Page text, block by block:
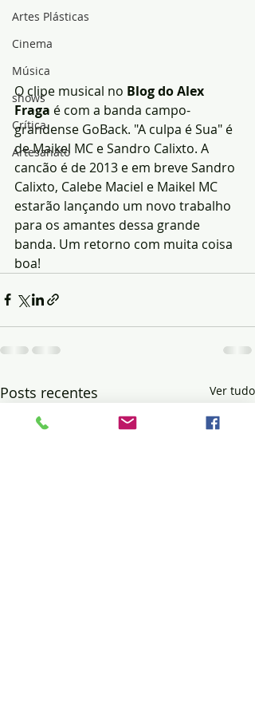
Artes Plásticas
Cinema
Música
shows
Crítica
Artesanato
O clipe musical no Blog do Alex
Fraga é com a banda campo-
grandense GoBack. "A culpa é Sua" é
de Maikel MC e Sandro Calixto. A
cancão é de 2013 e em breve Sandro
Calixto, Calebe Maciel e Maikel MC
estarão lançando um novo trabalho
para os amantes dessa grande
banda. Um retorno com muita coisa
boa!
Posts recentes Ver tudo